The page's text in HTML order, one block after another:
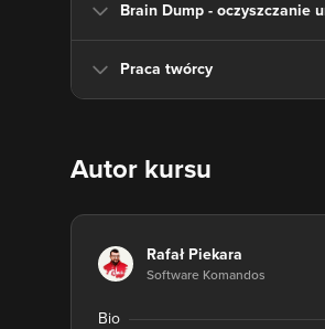
Brain Dump - oczyszczanie
Praca twórcy
Autor kursu
Rafał Piekara
Software Komandos
Bio